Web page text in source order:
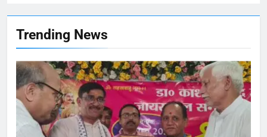
Trending News
फांसी लगाकर दी जान
NATIONAL
167
Ballia : थैंक्यू बलिया पुलिस: पीड़िता को
मिले 1.38 लाख रूपये
NATIONAL बलिया